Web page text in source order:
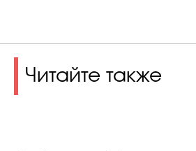
Читайте также